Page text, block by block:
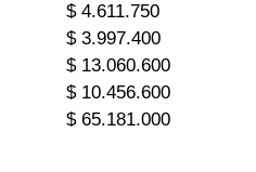
$ 4.611.750
$ 3.997.400
$ 13.060.600
$ 10.456.600
$ 65.181.000